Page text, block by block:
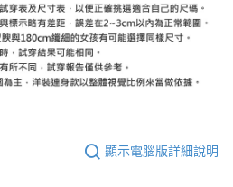
顯示電腦版詳細說明